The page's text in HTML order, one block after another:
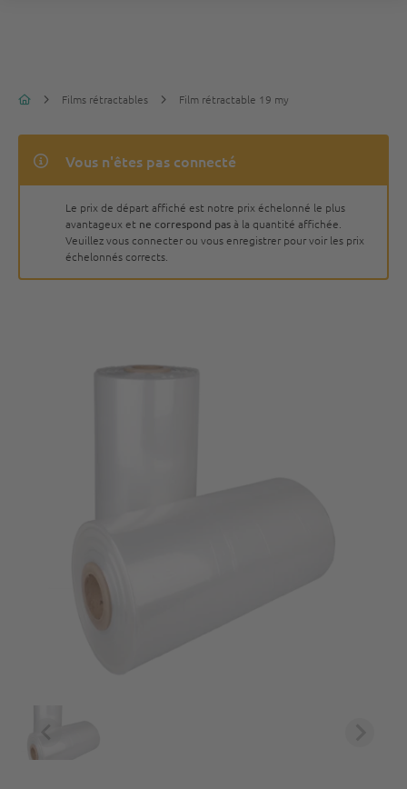
Films rétractables Film rétractable 19 my
Vous n'êtes pas connecté
Le prix de départ affiché est notre prix échelonné le plus
avantageux et ne correspond pasà la quantité affichée.
Veuillez vous connecter ou vous enregistrer pour voir les prix
échelonnés corrects.